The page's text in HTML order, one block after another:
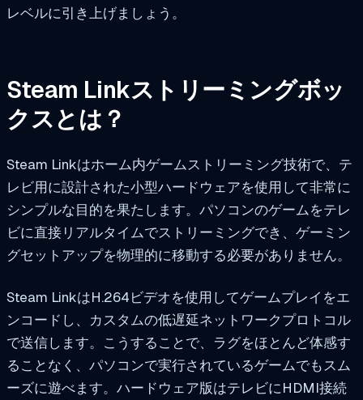
レベルに引き上げましょう。
Steam Linkストリーミングボッ
クスとは？
Steam Linkはホーム内ゲームストリーミング技術で、テ
レビ用に設計された小型ハードウェアを使用して非常に
シンプルな目的を果たします。パソコンのゲームをテレ
ビに直接リアルタイムでストリーミングでき、ゲーミン
グセットアップを物理的に移動する必要がありません。
Steam LinkはH.264ビデオを使用してゲームプレイをエ
ンコードし、カスタムの低遅延ネットワークプロトコル
で送信します。こうすることで、ラグをほとんど体感す
ることなく、パソコンで実行されているゲームでもスム
ーズに遊べます。ハードウェア版はテレビにHDMI接続